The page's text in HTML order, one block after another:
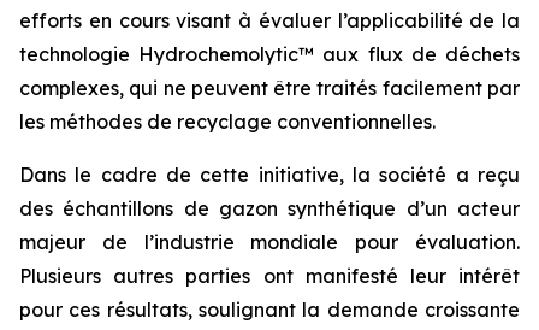
efforts en cours visant à évaluer l’applicabilité de la
technologie Hydrochemolytic™ aux flux de déchets
complexes, qui ne peuvent être traités facilement par
les méthodes de recyclage conventionnelles.
Dans le cadre de cette initiative, la société a reçu
des échantillons de gazon synthétique d’un acteur
majeur de l’industrie mondiale pour évaluation.
Plusieurs autres parties ont manifesté leur intérêt
pour ces résultats, soulignant la demande croissante